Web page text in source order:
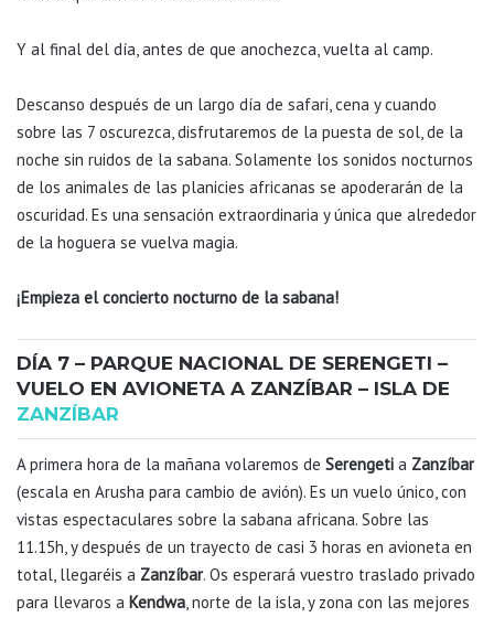
Y al final del día, antes de que anochezca, vuelta al camp.
Descanso después de un largo día de safari, cena y cuando
sobre las 7 oscurezca, disfrutaremos de la puesta de sol, de la
noche sin ruidos de la sabana. Solamente los sonidos nocturnos
de los animales de las planicies africanas se apoderarán de la
oscuridad. Es una sensación extraordinaria y única que alrededor
de la hoguera se vuelva magia.
¡Empieza el concierto nocturno de la sabana!
DÍA 7 – PARQUE NACIONAL DE SERENGETI –
VUELO EN AVIONETA A ZANZÍBAR – ISLA DE
ZANZÍBAR
A primera hora de la mañana volaremos de Serengeti a Zanzíbar
(escala en Arusha para cambio de avión). Es un vuelo único, con
vistas espectaculares sobre la sabana africana. Sobre las
11.15h, y después de un trayecto de casi 3 horas en avioneta en
total, llegaréis a Zanzíbar. Os esperará vuestro traslado privado
para llevaros a Kendwa , norte de la isla, y zona con las mejores